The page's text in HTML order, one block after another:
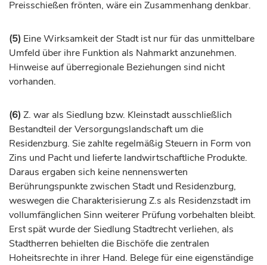
Preisschießen frönten, wäre ein Zusammenhang denkbar.
(5) Eine Wirksamkeit der Stadt ist nur für das unmittelbare
Umfeld über ihre Funktion als Nahmarkt anzunehmen.
Hinweise auf überregionale Beziehungen sind nicht
vorhanden.
(6) Z. war als Siedlung bzw. Kleinstadt ausschließlich
Bestandteil der Versorgungslandschaft um die
Residenzburg. Sie zahlte regelmäßig Steuern in Form von
Zins und Pacht und lieferte landwirtschaftliche Produkte.
Daraus ergaben sich keine nennenswerten
Berührungspunkte zwischen Stadt und Residenzburg,
weswegen die Charakterisierung Z.s als Residenzstadt im
vollumfänglichen Sinn weiterer Prüfung vorbehalten bleibt.
Erst spät wurde der Siedlung Stadtrecht verliehen, als
Stadtherren behielten die Bischöfedie zentralen
Hoheitsrechte in ihrer Hand. Belege für eine eigenständige